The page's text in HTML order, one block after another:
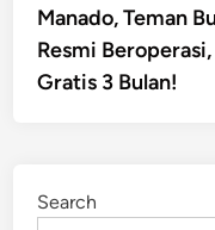
Manado, Teman
Resmi Beroperasi,
Gratis 3 Bulan!
Search